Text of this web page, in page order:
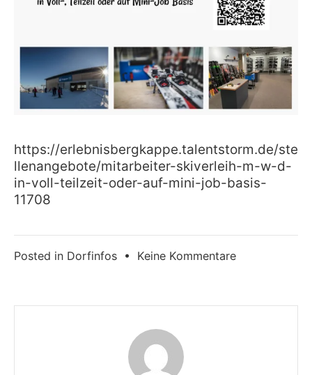
https://erlebnisbergkappe.talentstorm.de/ste
llenangebote/mitarbeiter-skiverleih-m-w-d-
in-voll-teilzeit-oder-auf-mini-job-basis-
11708
Posted in Dorfinfos • Keine Kommentarezu